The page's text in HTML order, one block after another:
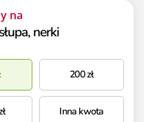
na
nerki
200zł
Inna kwota